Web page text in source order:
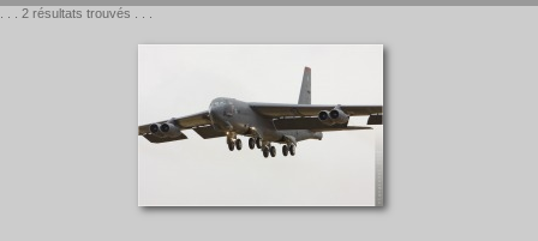
. . . 2 résultats trouvés . . .